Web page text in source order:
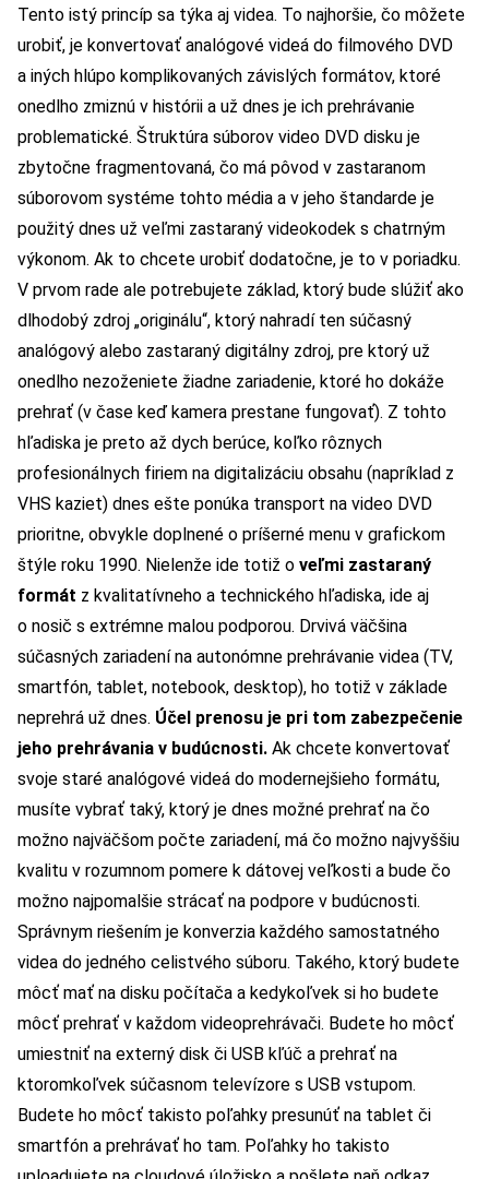
Tento istý princíp sa týka aj videa. To najhoršie, čo môžete
urobiť, je konvertovať analógové videá do filmového DVD
a iných hlúpo komplikovaných závislých formátov, ktoré
onedlho zmiznú v histórii a už dnes je ich prehrávanie
problematické. Štruktúra súborov video DVD disku je
zbytočne fragmentovaná, čo má pôvod v zastaranom
súborovom systéme tohto média a v jeho štandarde je
použitý dnes už veľmi zastaraný videokodek s chatrným
výkonom. Ak to chcete urobiť dodatočne, je to v poriadku.
V prvom rade ale potrebujete základ, ktorý bude slúžiť ako
dlhodobý zdroj „originálu“, ktorý nahradí ten súčasný
analógový alebo zastaraný digitálny zdroj, pre ktorý už
onedlho nezoženiete žiadne zariadenie, ktoré ho dokáže
prehrať (v čase keď kamera prestane fungovať). Z tohto
hľadiska je preto až dych berúce, koľko rôznych
profesionálnych firiem na digitalizáciu obsahu (napríklad z
VHS kaziet) dnes ešte ponúka transport na video DVD
prioritne, obvykle doplnené o príšerné menu v grafickom
štýle roku 1990. Nielenže ide totiž o veľmi zastaraný
formát z kvalitatívneho a technického hľadiska, ide aj
o nosič s extrémne malou podporou. Drvivá väčšina
súčasných zariadení na autonómne prehrávanie videa (TV,
smartfón, tablet, notebook, desktop), ho totiž v základe
neprehrá už dnes. Účel prenosu je pri tom zabezpečenie
jeho prehrávania v budúcnosti. Ak chcete konvertovať
svoje staré analógové videá do modernejšieho formátu,
musíte vybrať taký, ktorý je dnes možné prehrať na čo
možno najväčšom počte zariadení, má čo možno najvyššiu
kvalitu v rozumnom pomere k dátovej veľkosti a bude čo
možno najpomalšie strácať na podpore v budúcnosti.
Správnym riešením je konverzia každého samostatného
videa do jedného celistvého súboru. Takého, ktorý budete
môcť mať na disku počítača a kedykoľvek si ho budete
môcť prehrať v každom videoprehrávači. Budete ho môcť
umiestniť na externý disk či USB kľúč a prehrať na
ktoromkoľvek súčasnom televízore s USB vstupom.
Budete ho môcť takisto poľahky presunúť na tablet či
smartfón a prehrávať ho tam. Poľahky ho takisto